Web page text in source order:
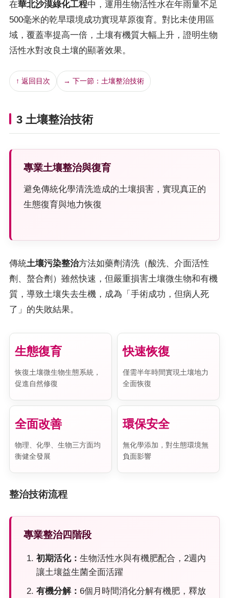
在華北沙漠綠化工程中，運用生物活性水在年雨量不足
500毫米的乾旱環境成功實現草原復育。對比未使用區
域，覆蓋率提高一倍，土壤有機質大幅上升，證明生物
活性水對改良土壤的顯著效果。
↑ 返回目次 → 下一節：土壤整治技術
3 土壤整治技術
專業土壤整治與復育
避免傳統化學清洗造成的土壤損害，實現真正的
生態復育與地力恢復
傳統土壤污染整治方法如藥劑清洗（酸洗、介面活性
劑、螯合劑）雖然快速，但嚴重損害土壤微生物和有機
質，導致土壤失去生機，成為「手術成功，但病人死
了」的失敗結果。
生態復育
恢復土壤微生物生態系統，
促進自然修復
快速恢復
僅需半年時間實現土壤地力
全面恢復
全面改善
物理、化學、生物三方面均
衡健全發展
環保安全
無化學添加，對生態環境無
負面影響
整治技術流程
專業整治四階段
初期活化： 生物活性水與有機肥配合，2週內
讓土壤益生菌全面活躍
有機分解： 6個月時間消化分解有機肥，釋放